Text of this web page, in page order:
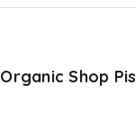
Organic Shop